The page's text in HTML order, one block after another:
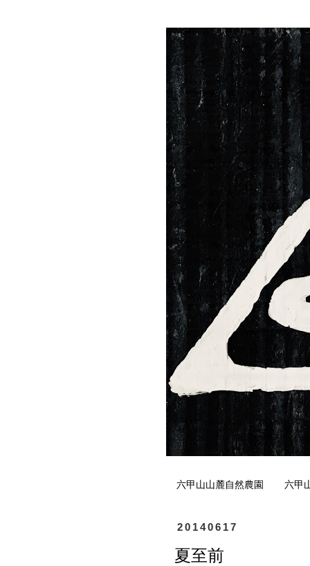
六甲山山麓自然農園 六甲
20140617
夏至前